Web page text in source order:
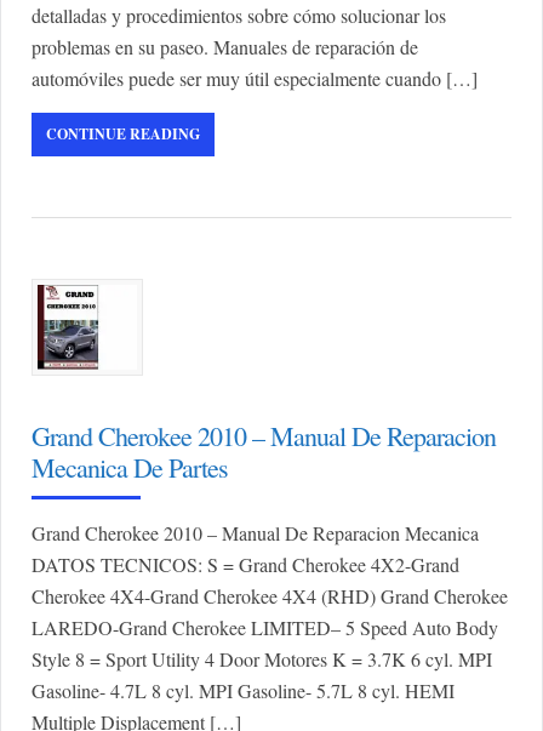
detalladas y procedimientos sobre cómo solucionar los
problemas en su paseo. Manuales de reparación de
automóviles puede ser muy útil especialmente cuando […]
CONTINUE READING
Grand Cherokee 2010 – Manual De Reparacion
Mecanica De Partes
Grand Cherokee 2010 – Manual De Reparacion Mecanica
DATOS TECNICOS: S = Grand Cherokee 4X2-Grand
Cherokee 4X4-Grand Cherokee 4X4 (RHD) Grand Cherokee
LAREDO-Grand Cherokee LIMITED– 5 Speed Auto Body
Style 8 = Sport Utility 4 Door Motores K = 3.7K 6 cyl. MPI
Gasoline- 4.7L 8 cyl. MPI Gasoline- 5.7L 8 cyl. HEMI
Multiple Displacement […]